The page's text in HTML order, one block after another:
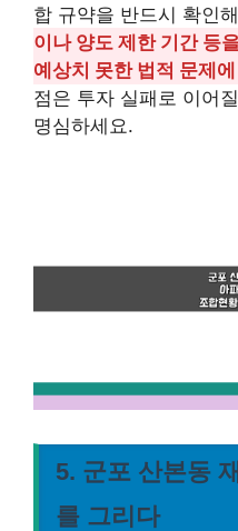
합 규약을 반드시 확인
이나 양도 제한 기간 등
예상치 못한 법적 문제
점은 투자 실패로 이어
명심하세요.
5. 군포 산본동
를 그리다